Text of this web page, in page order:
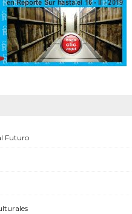
Futuro